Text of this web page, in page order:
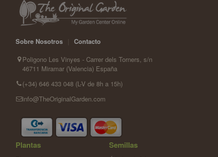
Sobre Nosotros
Contacto
Poligono Les Vinyes - Carrer dels Torners, s/n
46711 Miramar (Valencia) España
(+34) 646 433 048 (L-V de 8h a 15h)
info@TheOriginalGarden.com
Plantas Semillas